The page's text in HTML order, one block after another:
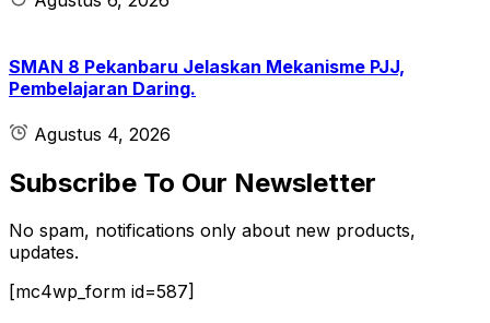
SMAN 8 Pekanbaru Jelaskan Mekanisme PJJ,
Pembelajaran Daring.
Agustus 4, 2026
Subscribe To Our Newsletter
No spam, notifications only about new products,
updates.
[mc4wp_form id=587]